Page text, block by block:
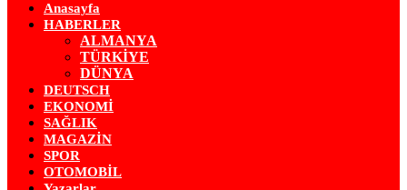
Anasayfa
HABERLER
ALMANYA
TÜRKİYE
DÜNYA
DEUTSCH
EKONOMİ
SAĞLIK
MAGAZİN
SPOR
OTOMOBİL